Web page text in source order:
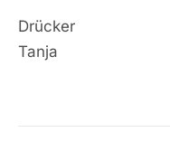
Drücker
Tanja